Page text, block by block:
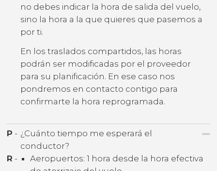
no debes indicar la hora de salida del vuelo,
sino la hora a la que quieres que pasemos a
por ti.
En los traslados compartidos, las horas
podrán ser modificadas por el proveedor
para su planificación. En ese caso nos
pondremos en contacto contigo para
confirmarte la hora reprogramada.
P - ¿Cuánto tiempo me esperará el
conductor?
R -
Aeropuertos: 1 hora desde la hora efectiva